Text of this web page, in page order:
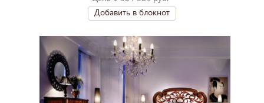
Добавить в блокнот